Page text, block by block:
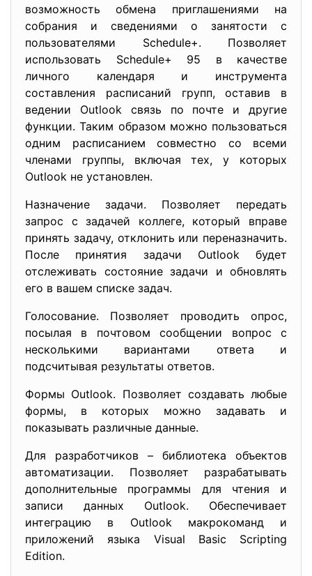
возможность обмена приглашениями на
собрания и сведениями о занятости с
пользователями Schedule+. Позволяет
использовать Schedule+ 95 в качестве
личного календаря и инструмента
составления расписаний групп, оставив в
ведении Outlook связь по почте и другие
функции. Таким образом можно пользоваться
одним расписанием совместно со всеми
членами группы, включая тех, у которых
Outlook не установлен.
Назначение задачи. Позволяет передать
запрос с задачей коллеге, который вправе
принять задачу, отклонить или переназначить.
После принятия задачи Outlook будет
отслеживать состояние задачи и обновлять
его в вашем списке задач.
Голосование. Позволяет проводить опрос,
посылая в почтовом сообщении вопрос с
несколькими вариантами ответа и
подсчитывая результаты ответов.
Формы Outlook. Позволяет создавать любые
формы, в которых можно задавать и
показывать различные данные.
Для разработчиков – библиотека объектов
автоматизации. Позволяет разрабатывать
дополнительные программы для чтения и
записи данных Outlook. Обеспечивает
интеграцию в Outlook макрокоманд и
приложений языка Visual Basic Scripting
Edition.